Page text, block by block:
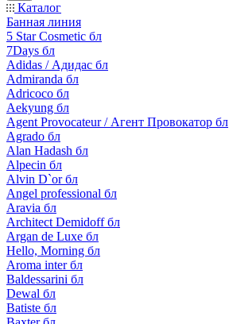
Каталог
Банная линия
5 Star Cosmetic бл
7Days бл
Adidas / Адидас бл
Admiranda бл
Adricoco бл
Aekyung бл
Agent Provocateur / Агент Провокатор бл
Agrado бл
Alan Hadash бл
Alpecin бл
Alvin D`or бл
Angel professional бл
Aravia бл
Architect Demidoff бл
Argan de Luxe бл
Hello, Morning бл
Aroma inter бл
Baldessarini бл
Dewal бл
Batiste бл